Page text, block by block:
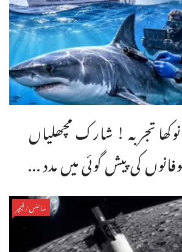
تجربہ ! شارک مچھلیاں
کی پیش گوئی میں مدد ...
سائنس/فیچر